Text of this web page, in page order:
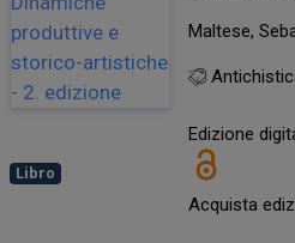
Libro
Maltese,
Edizione
Acquista